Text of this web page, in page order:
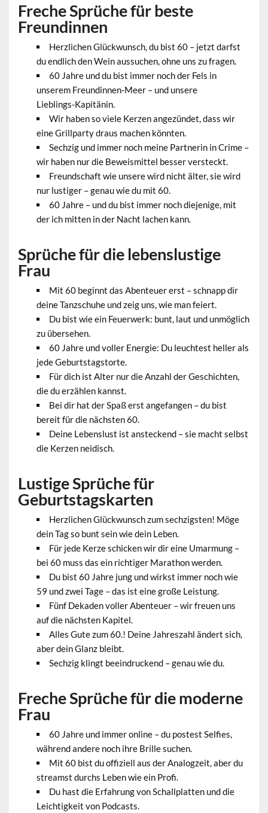
Freche Sprüche für beste
Freundinnen
Herzlichen Glückwunsch, du bist 60 – jetzt darfst
du endlich den Wein aussuchen, ohne uns zu fragen.
60 Jahre und du bist immer noch der Fels in
unserem Freundinnen‑Meer – und unsere
Lieblings‑Kapitänin.
Wir haben so viele Kerzen angezündet, dass wir
eine Grillparty draus machen könnten.
Sechzig und immer noch meine Partnerin in Crime –
wir haben nur die Beweismittel besser versteckt.
Freundschaft wie unsere wird nicht älter, sie wird
nur lustiger – genau wie du mit 60.
60 Jahre – und du bist immer noch diejenige, mit
der ich mitten in der Nacht lachen kann.
Sprüche für die lebenslustige
Frau
Mit 60 beginnt das Abenteuer erst – schnapp dir
deine Tanzschuhe und zeig uns, wie man feiert.
Du bist wie ein Feuerwerk: bunt, laut und unmöglich
zu übersehen.
60 Jahre und voller Energie: Du leuchtest heller als
jede Geburtstagstorte.
Für dich ist Alter nur die Anzahl der Geschichten,
die du erzählen kannst.
Bei dir hat der Spaß erst angefangen – du bist
bereit für die nächsten 60.
Deine Lebenslust ist ansteckend – sie macht selbst
die Kerzen neidisch.
Lustige Sprüche für
Geburtstagskarten
Herzlichen Glückwunsch zum sechzigsten! Möge
dein Tag so bunt sein wie dein Leben.
Für jede Kerze schicken wir dir eine Umarmung –
bei 60 muss das ein richtiger Marathon werden.
Du bist 60 Jahre jung und wirkst immer noch wie
59 und zwei Tage – das ist eine große Leistung.
Fünf Dekaden voller Abenteuer – wir freuen uns
auf die nächsten Kapitel.
Alles Gute zum 60.! Deine Jahreszahl ändert sich,
aber dein Glanz bleibt.
Sechzig klingt beeindruckend – genau wie du.
Freche Sprüche für die moderne
Frau
60 Jahre und immer online – du postest Selfies,
während andere noch ihre Brille suchen.
Mit 60 bist du offiziell aus der Analogzeit, aber du
streamst durchs Leben wie ein Profi.
Du hast die Erfahrung von Schallplatten und die
Leichtigkeit von Podcasts.